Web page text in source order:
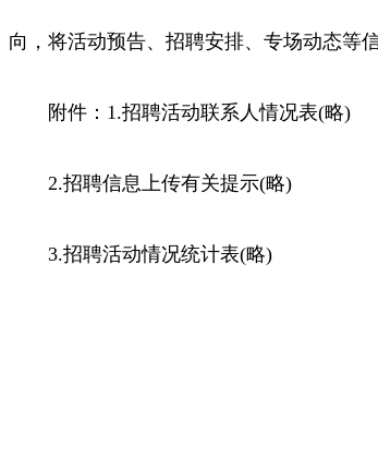
向，将活动预告、招聘安排、专场动态等
附件：1.招聘活动联系人情况表(略)
2.招聘信息上传有关提示(略)
3.招聘活动情况统计表(略)